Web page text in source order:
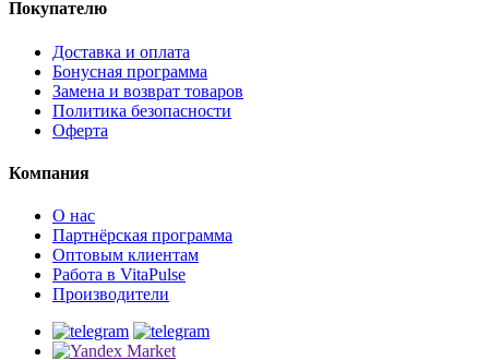
Покупателю
Доставка и оплата
Бонусная программа
Замена и возврат товаров
Политика безопасности
Оферта
Компания
О нас
Партнёрская программа
Оптовым клиентам
Работа в VitaPulse
Производители